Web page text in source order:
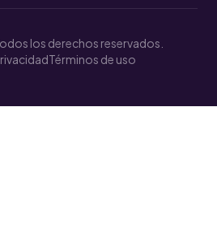
los derechos reservados.
Términos de uso